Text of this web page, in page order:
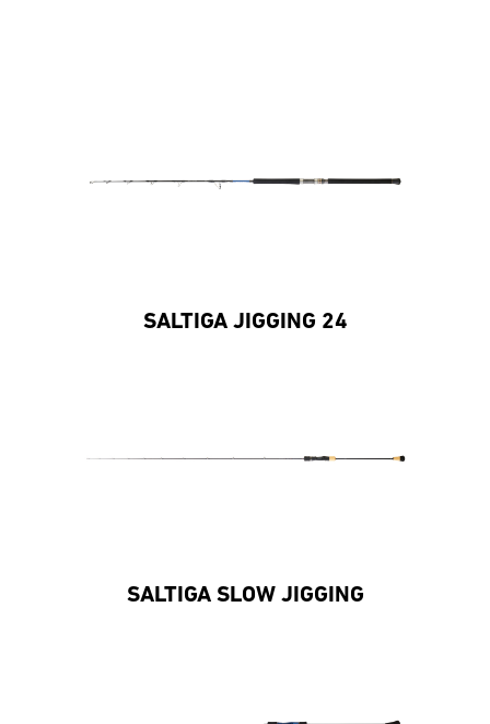
SALTIGA JIGGING 24
SALTIGA SLOW JIGGING